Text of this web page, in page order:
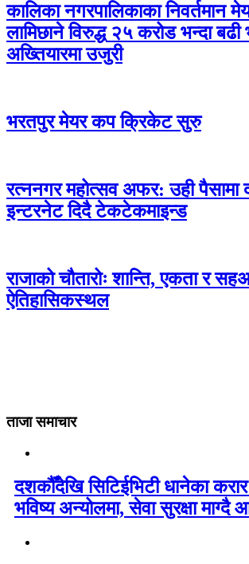
कालिका नगरपालिकाका निवर्तमान
लामिछाने विरुद्ध २५ करोड भन्दा बढी
अख्तियारमा उजुरी
भरतपुर मेयर कप क्रिकेट सुरु
रत्ननगर महोत्सव अफर: उही पैसामा
इन्टरनेट दिदै टेकटेकमाइन्ड
राजाको चौतारोः शान्ति, एकता र
ऐतिहासिकस्थल
ताजा समाचार
दशकौँदेखि सिटिईभिटी धानेका करार
भविष्य अन्योलमा, सेवा सुरक्षा माग्दै